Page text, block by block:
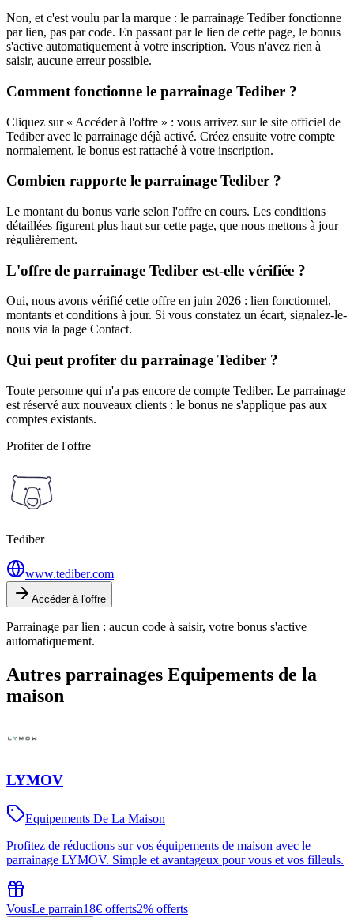
Non, et c'est voulu par la marque : le parrainage Tediber fonctionne
par lien, pas par code. En passant par le lien de cette page, le bonus
s'active automatiquement à votre inscription. Vous n'avez rien à
saisir, aucune erreur possible.
Comment fonctionne le parrainage Tediber ?
Cliquez sur « Accéder à l'offre » : vous arrivez sur le site officiel de
Tediber avec le parrainage déjà activé. Créez ensuite votre compte
normalement, le bonus est rattaché à votre inscription.
Combien rapporte le parrainage Tediber ?
Le montant du bonus varie selon l'offre en cours. Les conditions
détaillées figurent plus haut sur cette page, que nous mettons à jour
régulièrement.
L'offre de parrainage Tediber est-elle vérifiée ?
Oui, nous avons vérifié cette offre en juin 2026 : lien fonctionnel,
montants et conditions à jour. Si vous constatez un écart, signalez-le-
nous via la page Contact.
Qui peut profiter du parrainage Tediber ?
Toute personne qui n'a pas encore de compte Tediber. Le parrainage
est réservé aux nouveaux clients : le bonus ne s'applique pas aux
comptes existants.
Profiter de l'offre
Tediber
www.tediber.com
Accéder à l'offre
Parrainage par lien : aucun code à saisir, votre bonus s'active
automatiquement.
Autres parrainages Equipements de la
maison
LYMOV
Equipements De La Maison
Profitez de réductions sur vos équipements de maison avec le
parrainage LYMOV. Simple et avantageux pour vous et vos filleuls.
VousLe parrain18€ offerts2% offerts